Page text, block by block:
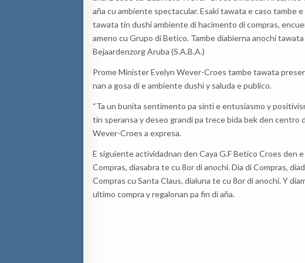
aña cu ambiente spectacular. Esaki tawata e caso tambe
tawata tin dushi ambiente di hacimento di compras,
ameno cu Grupo di Betico. Tambe diabierna anochi
Bejaardenzorg Aruba (S.A.B.A.)
Prome Minister Evelyn Wever-Croes tambe tawata
nan a gosa di e ambiente dushi y saluda e publico.
“Ta un bunita sentimento pa sinti e entusiasmo y
tin speransa y deseo grandi pa trece bida bek den centro
Wever-Croes a expresa.
E siguiente actividadnan den Caya G.F Betico Croes den
Compras, diasabra te cu 8or di anochi. Dia di Compras,
Compras cu Santa Claus, dialuna te cu 8or di anochi. Y
ultimo compra y regalonan pa fin di aña.